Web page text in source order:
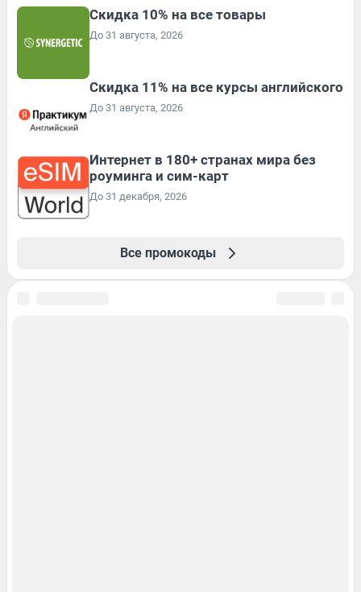
Скидка 10% на все товары
До 31 августа, 2026
Скидка 11% на все курсы английского
До 31 августа, 2026
Интернет в 180+ странах мира без
роуминга и сим-карт
До 31 декабря, 2026
Все промокоды